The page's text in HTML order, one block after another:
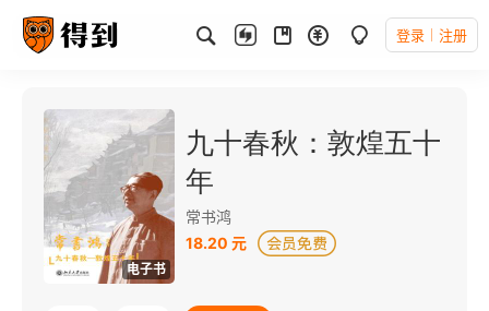
登录 注册
电子书
九十春秋：敦煌五十
年
常书鸿
18.20 元